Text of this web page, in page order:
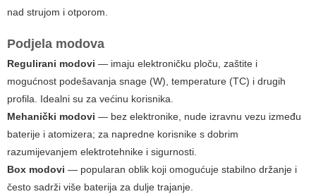
nad strujom i otporom.
Podjela modova
Regulirani modovi — imaju elektroničku ploču, zaštite i
mogućnost podešavanja snage (W), temperature (TC) i drugih
profila. Idealni su za većinu korisnika.
Mehanički modovi — bez elektronike, nude izravnu vezu između
baterije i atomizera; za napredne korisnike s dobrim
razumijevanjem elektrotehnike i sigurnosti.
Box modovi — popularan oblik koji omogućuje stabilno držanje i
često sadrži više baterija za dulje trajanje.